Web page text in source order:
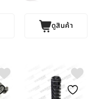
ดูสินค้า